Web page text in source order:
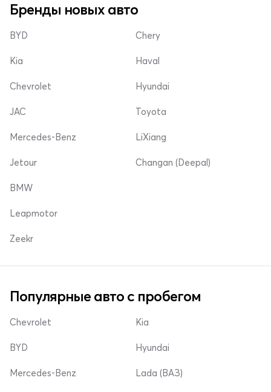
Бренды новых авто
BYD
Kia
Chevrolet
Chery
Haval
Hyundai
JAC
Mercedes-Benz
Jetour
Toyota
LiXiang
Changan (Deepal)
BMW
Leapmotor
Zeekr
Популярные авто с пробегом
Chevrolet
BYD
Mercedes-Benz
Kia
Hyundai
Lada (ВАЗ)